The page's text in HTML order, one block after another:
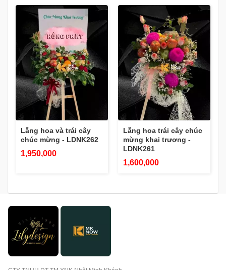
Lẵng hoa và trái cây
chúc mừng - LDNK262
1,950,000
Lẵng hoa trái cây chúc
mừng khai trương -
LDNK261
1,600,000